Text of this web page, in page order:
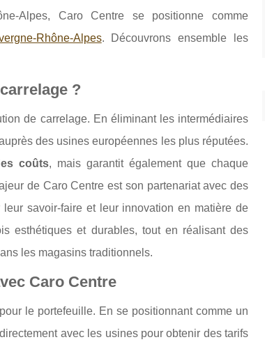
Alpes, Caro Centre se positionne comme
Rhône-Alpes. Découvrons ensemble les
?
de carrelage. En éliminant les intermédiaires
des usines européennes les plus réputées.
coûts, mais garantit également que chaque
de Caro Centre est son partenariat avec des
savoir-faire et leur innovation en matière de
esthétiques et durables, tout en réalisant des
les magasins traditionnels.
Caro Centre
le portefeuille. En se positionnant comme un
avec les usines pour obtenir des tarifs